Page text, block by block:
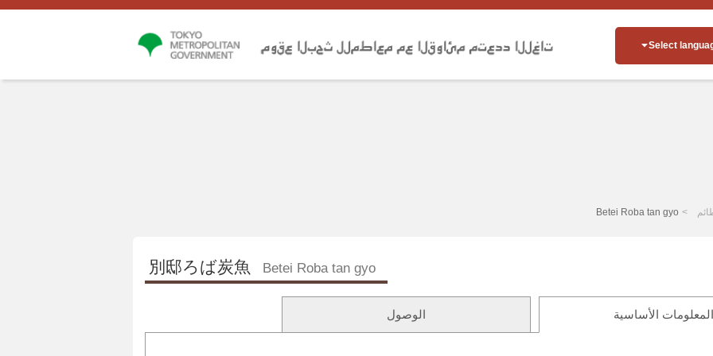
Select
Betei Roba tan gyo
別邸ろば炭魚 Betei Roba tan gyo
المعلومات الأساسية الوصول